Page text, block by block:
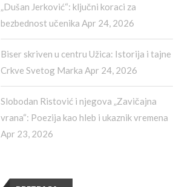
„Dušan Jerković“: ključni koraci za
bezbednost učenika Apr 24, 2026
Biser skriven u centru Užica: Istorija i tajne
Crkve Svetog Marka Apr 24, 2026
Slobodan Ristović i njegova „Zavičajna
vrana“: Poezija kao hleb i ukaznik vremena
Apr 23, 2026